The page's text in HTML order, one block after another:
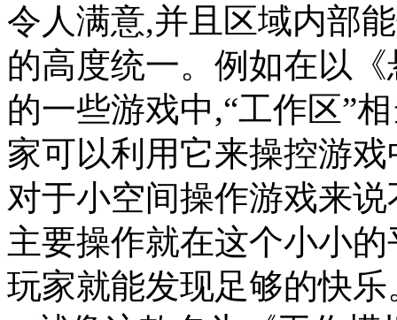
令人满意,并且区域内部
的高度统一。例如在以《
的一些游戏中,“工作区”
家可以利用它来操控游
对于小空间操作游戏来
主要操作就在这个小小
玩家就能发现足够的快乐